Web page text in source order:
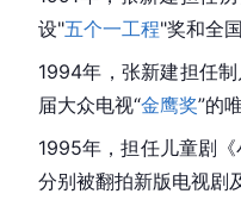
设"五个一工程"奖和全
1994年，张新建担任
届大众电视“金鹰奖”的
1995年，担任儿童剧《
分别被翻拍新版电视剧